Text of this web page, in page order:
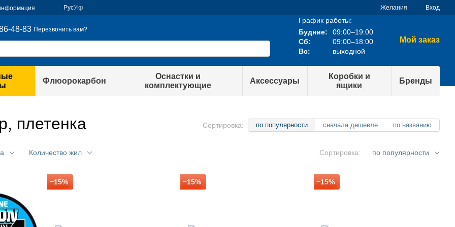
РусУкр Желания Вход
48-83 Перезвонить вам?
График работы:
Будние:
09:00–19:00
Сб:
09:00–18:00
Вс:
выходной
Мой заказ
Флюорокарбон
Оснастки и
комплектующие
Аксессуары
Коробки и
ящики
Бренды
плетенка Сортировка: по популярности сначала дешевле по названию
Количество жил Сортировка: по популярности
−15% −15% −15%